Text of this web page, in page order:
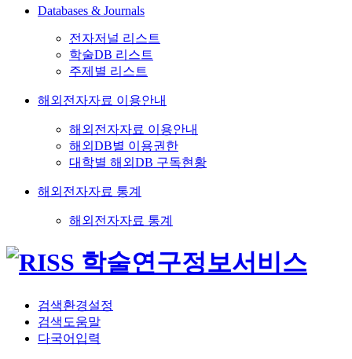
Databases & Journals
전자저널 리스트
학술DB 리스트
주제별 리스트
해외전자자료 이용안내
해외전자자료 이용안내
해외DB별 이용권한
대학별 해외DB 구독현황
해외전자자료 통계
해외전자자료 통계
검색환경설정
검색도움말
다국어입력